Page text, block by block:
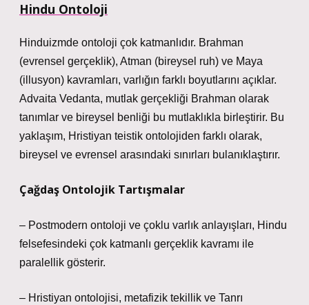
Hindu Ontoloji
Hinduizmde ontoloji çok katmanlıdır. Brahman
(evrensel gerçeklik), Atman (bireysel ruh) ve Maya
(illusyon) kavramları, varlığın farklı boyutlarını açıklar.
Advaita Vedanta, mutlak gerçekliği Brahman olarak
tanımlar ve bireysel benliği bu mutlaklıkla birleştirir. Bu
yaklaşım, Hristiyan teistik ontolojiden farklı olarak,
bireysel ve evrensel arasındaki sınırları bulanıklaştırır.
Çağdaş Ontolojik Tartışmalar
– Postmodern ontoloji ve çoklu varlık anlayışları, Hindu
felsefesindeki çok katmanlı gerçeklik kavramı ile
paralellik gösterir.
– Hristiyan ontolojisi, metafizik tekillik ve Tanrı